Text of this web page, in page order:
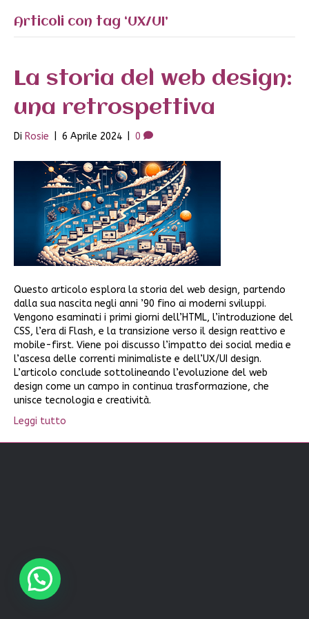
Articoli con tag ‘UX/UI’
La storia del web design:
una retrospettiva
Di Rosie 6 Aprile 2024 0
Questo articolo esplora la storia del web design, partendo
dalla sua nascita negli anni ’90 fino ai moderni sviluppi.
Vengono esaminati i primi giorni dell’HTML, l’introduzione del
CSS, l’era di Flash, e la transizione verso il design reattivo e
mobile-first. Viene poi discusso l’impatto dei social media e
l’ascesa delle correnti minimaliste e dell’UX/UI design.
L’articolo conclude sottolineando l’evoluzione del web
design come un campo in continua trasformazione, che
unisce tecnologia e creatività.
Leggi tutto